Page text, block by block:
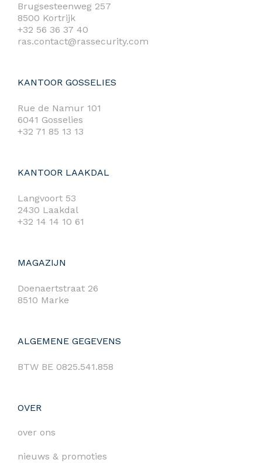
Brugsesteenweg 257
8500 Kortrijk
+32 56 36 37 40
ras.contact@rassecurity.com
KANTOOR GOSSELIES
Rue de Namur 101
6041 Gosselies
+32 71 85 13 13
KANTOOR LAAKDAL
Langvoort 53
2430 Laakdal
+32 14 14 10 61
MAGAZIJN
Doenaertstraat 26
8510 Marke
ALGEMENE GEGEVENS
BTW BE 0825.541.858
OVER
over ons
nieuws & promoties